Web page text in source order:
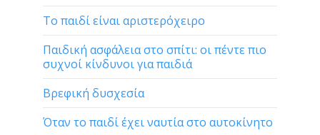
Το παιδί είναι αριστερόχειρο
Παιδική ασφάλεια στο σπίτι: οι πέντε πιο
συχνοί κίνδυνοι για παιδιά
Βρεφική δυσχεσία
Όταν το παιδί έχει ναυτία στο αυτοκίνητο